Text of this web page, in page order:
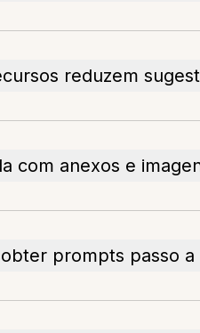
reduzem
com anexos e
prompts passo a